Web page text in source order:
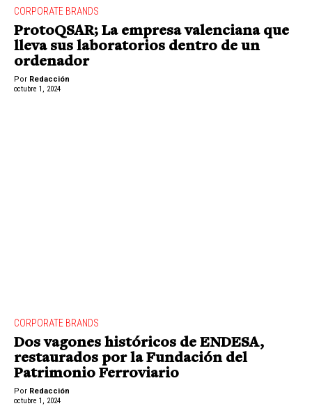
CORPORATE BRANDS
ProtoQSAR; La empresa valenciana que
lleva sus laboratorios dentro de un
ordenador
Por Redacción
octubre 1, 2024
CORPORATE BRANDS
Dos vagones históricos de ENDESA,
restaurados por la Fundación del
Patrimonio Ferroviario
Por Redacción
octubre 1, 2024